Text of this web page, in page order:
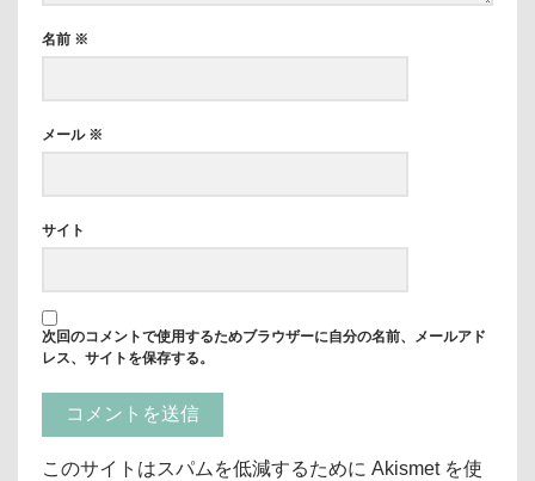
名前 ※
メール ※
サイト
次回のコメントで使用するためブラウザーに自分の名前、メールアド
レス、サイトを保存する。
このサイトはスパムを低減するために Akismet を使